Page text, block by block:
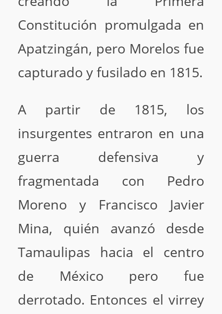
Constitución promulgada en
Apatzingán, pero Morelos fue
capturado y fusilado en 1815.
A partir de 1815, los
insurgentes entraron en una
guerra defensiva y
fragmentada con Pedro
Moreno y Francisco Javier
Mina, quién avanzó desde
Tamaulipas hacia el centro
de México pero fue
derrotado. Entonces el virrey